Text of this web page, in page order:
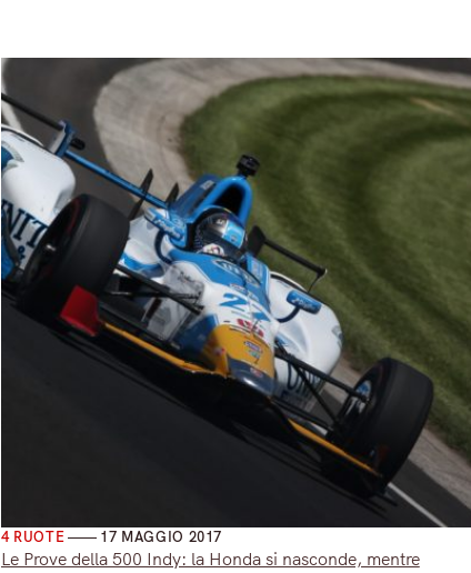
4 RUOTE 17 MAGGIO 2017
Le Prove della 500 Indy: la Honda si nasconde, mentre